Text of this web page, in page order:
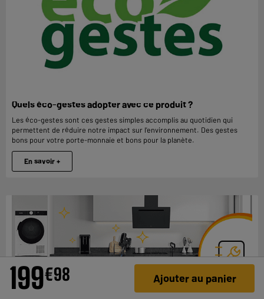
199€98 Ajouter au panier
Quels éco-gestes adopter avec ce produit ?
Les éco-gestes sont ces gestes simples accomplis au quotidien qui
permettent de réduire notre impact sur l'environnement. Des gestes
bons pour votre porte-monnaie et bons pour la planète.
En savoir +